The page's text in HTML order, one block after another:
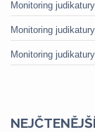
Monitoring
Monitoring
Monitoring